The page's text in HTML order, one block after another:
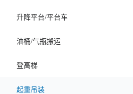
升降平台/平台车
油桶/气瓶搬运
登高梯
起重吊装